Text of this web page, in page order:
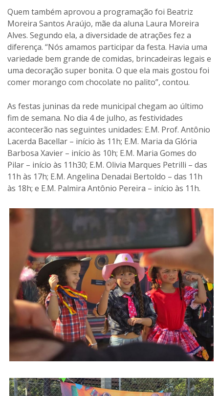
Quem também aprovou a programação foi Beatriz
Moreira Santos Araújo, mãe da aluna Laura Moreira
Alves. Segundo ela, a diversidade de atrações fez a
diferença. “Nós amamos participar da festa. Havia uma
variedade bem grande de comidas, brincadeiras legais e
uma decoração super bonita. O que ela mais gostou foi
comer morango com chocolate no palito”, contou.
As festas juninas da rede municipal chegam ao último
fim de semana. No dia 4 de julho, as festividades
acontecerão nas seguintes unidades: E.M. Prof. Antônio
Lacerda Bacellar – início às 11h; E.M. Maria da Glória
Barbosa Xavier – início às 10h; E.M. Maria Gomes do
Pilar – início às 11h30; E.M. Olivia Marques Petrilli – das
11h às 17h; E.M. Angelina Denadai Bertoldo – das 11h
às 18h; e E.M. Palmira Antônio Pereira – início às 11h.